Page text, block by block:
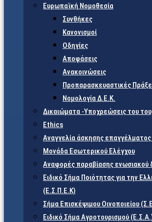
Ευρωπαϊκή Νομοθεσία
Συνθήκες
Κανονισμοί
Οδηγίες
Αποφάσεις
Ανακοινώσεις
Προπαρασκευαστικές
Νομολογία Δ.Ε.Κ.
Δικαιώματα -Υποχρεώσεις του
Ethics
Αναγγελία άσκησης
Μονάδα Εσωτερικού Ελέγχου
Αναφορές παραβίασης ενωσιακού
Ειδικό Σήμα Ποιότητας για την
(Ε.Σ.Π.Ε.Κ)
Σήμα Επισκέψιμου Οινοποιείου
Ειδικό Σήμα Αγροτουρισμού